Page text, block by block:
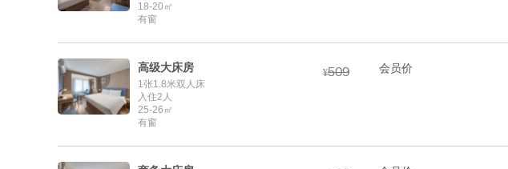
18-20㎡
有窗
高级大床房
1张1.8米双人床
入住2人
25-26㎡
有窗
¥ 会员价